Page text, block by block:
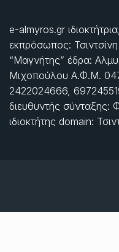
e-almyros.gr
εκπρόσωπος: Τσιντσίνη
“Μαγνήτης” έδρα:
Μιχοπούλου Α.Φ.Μ.
2422024666,
διευθυντής σύνταξης:
ιδιοκτήτης domain: